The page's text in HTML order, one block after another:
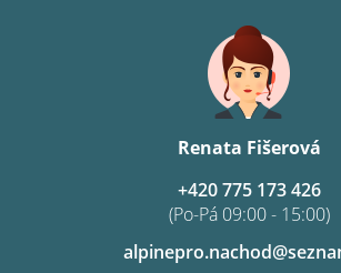
Renata Fišerová
+420 775 173 426
(Po-Pá 09:00 - 15:00)